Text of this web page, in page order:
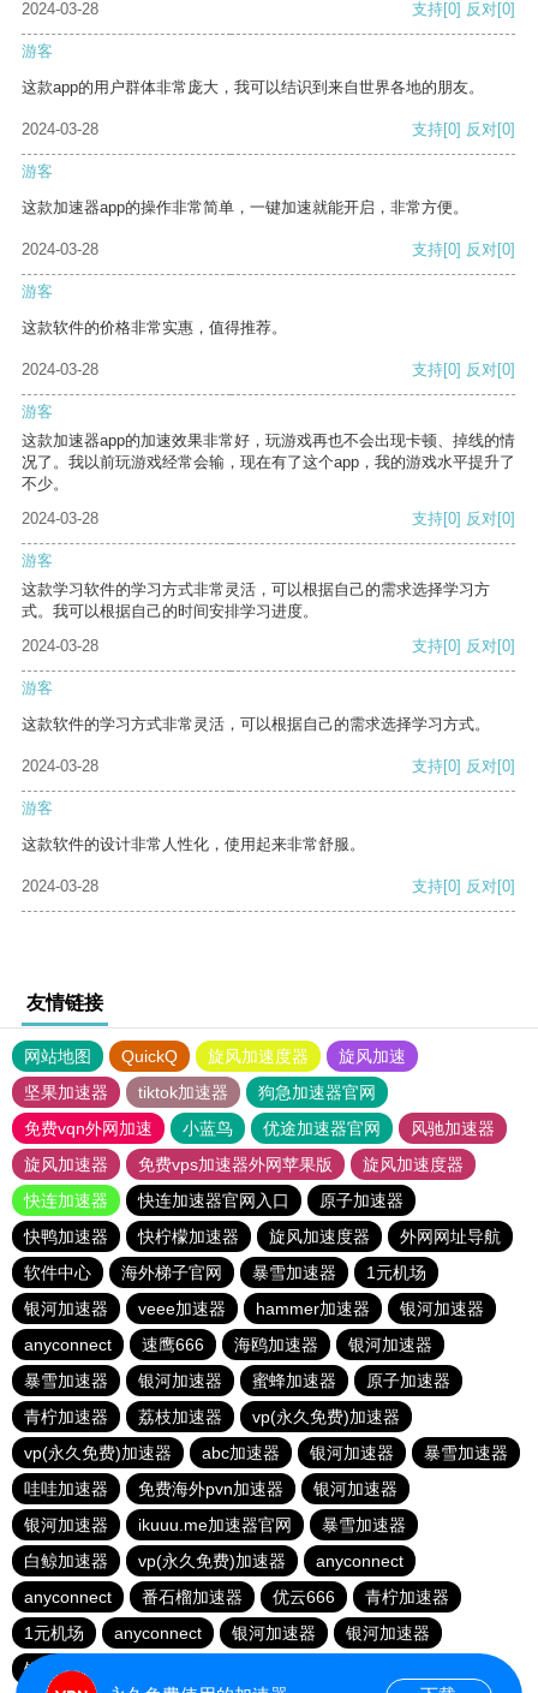
2024-03-28
支持[0] 反对[0]
游客
这款app的用户群体非常庞大，我可以结识到来自世界各地的朋友。
2024-03-28 支持[0] 反对[0]
游客
这款加速器app的操作非常简单，一键加速就能开启，非常方便。
2024-03-28 支持[0] 反对[0]
游客
这款软件的价格非常实惠，值得推荐。
2024-03-28 支持[0] 反对[0]
游客
这款加速器app的加速效果非常好，玩游戏再也不会出现卡顿、掉线的情
况了。我以前玩游戏经常会输，现在有了这个app，我的游戏水平提升了
不少。
2024-03-28
支持[0] 反对[0]
游客
这款学习软件的学习方式非常灵活，可以根据自己的需求选择学习方
式。我可以根据自己的时间安排学习进度。
2024-03-28
支持[0] 反对[0]
游客
这款软件的学习方式非常灵活，可以根据自己的需求选择学习方式。
2024-03-28 支持[0] 反对[0]
游客
这款软件的设计非常人性化，使用起来非常舒服。
2024-03-28 支持[0] 反对[0]
友情链接
网站地图 QuickQ 旋风加速度器
旋风加速
坚果加速器
tiktok加速器
狗急加速器官网
免费vqn外网加速
小蓝鸟 优途加速器官网
风驰加速器
旋风加速器
免费vps加速器外网苹果版
旋风加速度器
快连加速器
快连加速器官网入口
原子加速器
快鸭加速器
快柠檬加速器 旋风加速度器
外网网址导航
软件中心
海外梯子官网 暴雪加速器
1元机场
银河加速器
veee加速器 hammer加速器
银河加速器
anyconnect
速鹰666 海鸥加速器
银河加速器
暴雪加速器
银河加速器 蜜蜂加速器
原子加速器
青柠加速器
荔枝加速器
vp(永久免费)加速器
vp(永久免费)加速器
abc加速器 银河加速器
暴雪加速器
哇哇加速器
免费海外pvn加速器
银河加速器
银河加速器
ikuuu.me加速器官网
暴雪加速器
白鲸加速器
vp(永久免费)加速器
anyconnect
anyconnect
番石榴加速器 优云666
青柠加速器
1元机场
anyconnect 银河加速器
银河加速器
银河加速器